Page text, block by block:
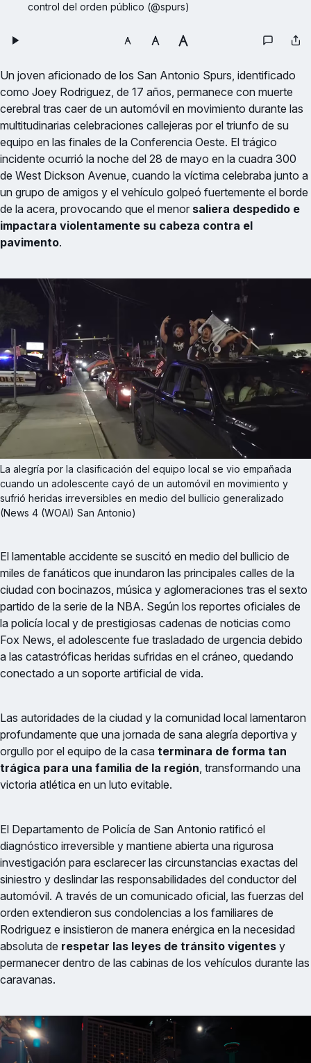
control del orden público (@spurs)
Un joven aficionado de los San Antonio Spurs, identificado
como Joey Rodriguez, de 17 años, permanece con muerte
cerebral tras caer de un automóvil en movimiento durante las
multitudinarias celebraciones callejeras por el triunfo de su
equipo en las finales de la Conferencia Oeste. El trágico
incidente ocurrió la noche del 28 de mayo en la cuadra 300
de West Dickson Avenue, cuando la víctima celebraba junto a
un grupo de amigos y el vehículo golpeó fuertemente el borde
de la acera, provocando que el menor saliera despedido e
impactara violentamente su cabeza contra el
pavimento.
La alegría por la clasificación del equipo local se vio empañada
cuando un adolescente cayó de un automóvil en movimiento y
sufrió heridas irreversibles en medio del bullicio generalizado
(News 4 (WOAI) San Antonio)
El lamentable accidente se suscitó en medio del bullicio de
miles de fanáticos que inundaron las principales calles de la
ciudad con bocinazos, música y aglomeraciones tras el sexto
partido de la serie de la NBA. Según los reportes oficiales de
la policía local y de prestigiosas cadenas de noticias como
Fox News, el adolescente fue trasladado de urgencia debido
a las catastróficas heridas sufridas en el cráneo, quedando
conectado a un soporte artificial de vida.
Las autoridades de la ciudad y la comunidad local lamentaron
profundamente que una jornada de sana alegría deportiva y
orgullo por el equipo de la casa terminara de forma tan
trágica para una familia de la región , transformando una
victoria atlética en un luto evitable.
El Departamento de Policía de San Antonio ratificó el
diagnóstico irreversible y mantiene abierta una rigurosa
investigación para esclarecer las circunstancias exactas del
siniestro y deslindar las responsabilidades del conductor del
automóvil. A través de un comunicado oficial, las fuerzas del
orden extendieron sus condolencias a los familiares de
Rodriguez e insistieron de manera enérgica en la necesidad
absoluta de respetar las leyes de tránsito vigentes y
permanecer dentro de las cabinas de los vehículos durante las
caravanas.